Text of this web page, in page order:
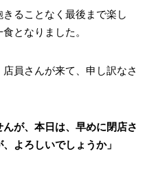
ることなく最後まで楽し
となりました。
員さんが来て、申し訳なさ
んが、本日は、早めに閉店さ
よろしいでしょうか」